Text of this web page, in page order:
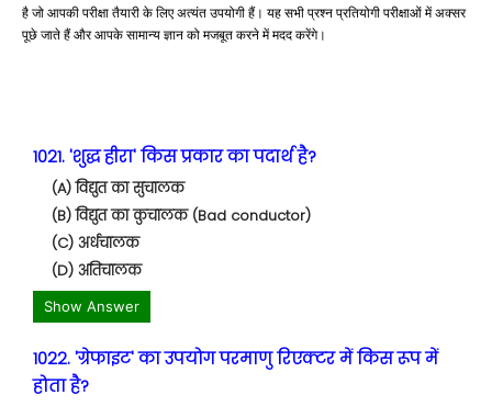
है जो आपकी परीक्षा तैयारी के लिए अत्यंत उपयोगी हैं। यह सभी प्रश्न प्रतियोगी परीक्षाओं में अक्सर
पूछे जाते हैं और आपके सामान्य ज्ञान को मजबूत करने में मदद करेंगे।
1021. 'शुद्ध हीरा' किस प्रकार का पदार्थ है?
(A) विद्युत का सुचालक
(B) विद्युत का कुचालक (Bad conductor)
(C) अर्धचालक
(D) अतिचालक
Show Answer
1022. 'ग्रेफाइट' का उपयोग परमाणु रिएक्टर में किस रूप में
होता है?